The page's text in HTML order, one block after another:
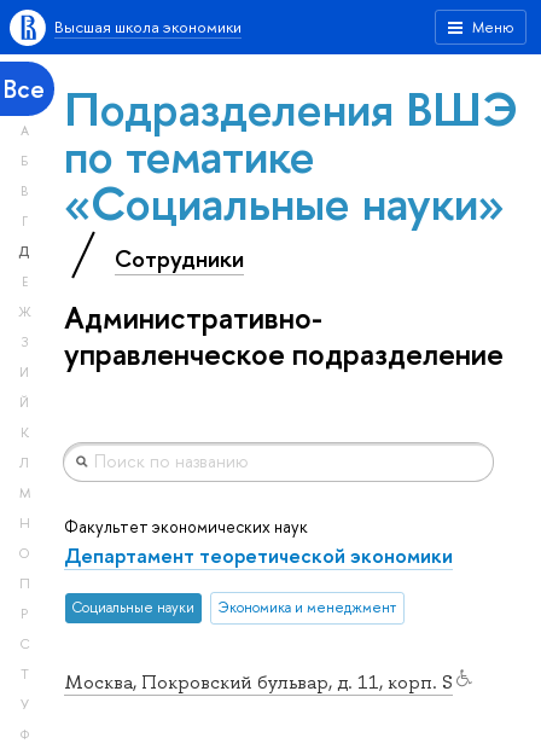
Меню
Высшая школа экономики
Все
А
Б
В
Г
Д
Е
Ж
З
И
Й
К
Л
М
Н
О
П
Р
С
Т
У
Ф
Подразделения ВШЭ
по тематике
«Социальные науки»
Сотрудники
Административно-
управленческое подразделение
Москва, Покровский бульвар, д. 11, корп. S
Факультет экономических наук
Департамент теоретической экономики
Социальные науки Экономика и менеджмент